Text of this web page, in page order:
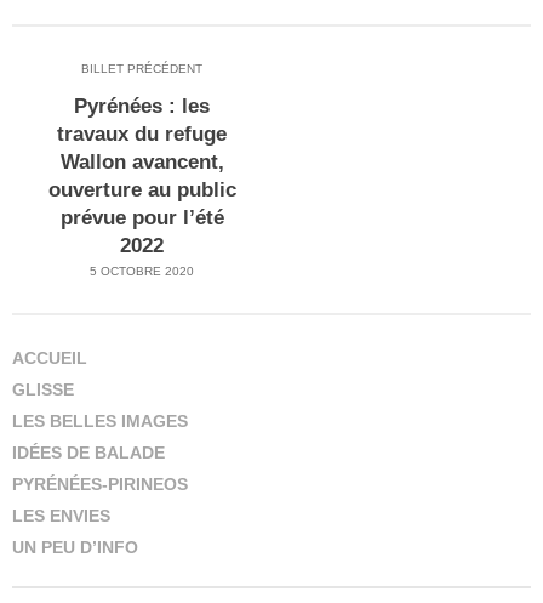
les
Hautes-
Pyrénées
en
moins
de
nouvelle
fois
tremblé
dans
les
Pyrénées
à
quelques
de
Lourdes
BILLET PRÉCÉDENT
Pyrénées : les
travaux du refuge
Wallon avancent,
ouverture au public
prévue pour l’été
2022
5 OCTOBRE 2020
ACCUEIL
GLISSE
LES BELLES IMAGES
IDÉES DE BALADE
PYRÉNÉES-PIRINEOS
LES ENVIES
UN PEU D’INFO